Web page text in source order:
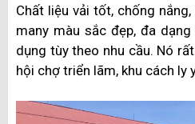
Chất liệu vải tốt, chống
many màu sắc đẹp, đa
dụng tùy theo nhu cầu. Nó
hội chợ triển lãm, khu cách ly